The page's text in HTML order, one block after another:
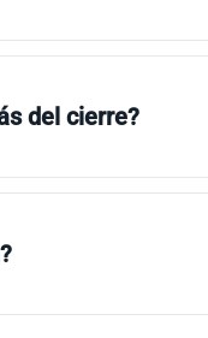
del cierre?